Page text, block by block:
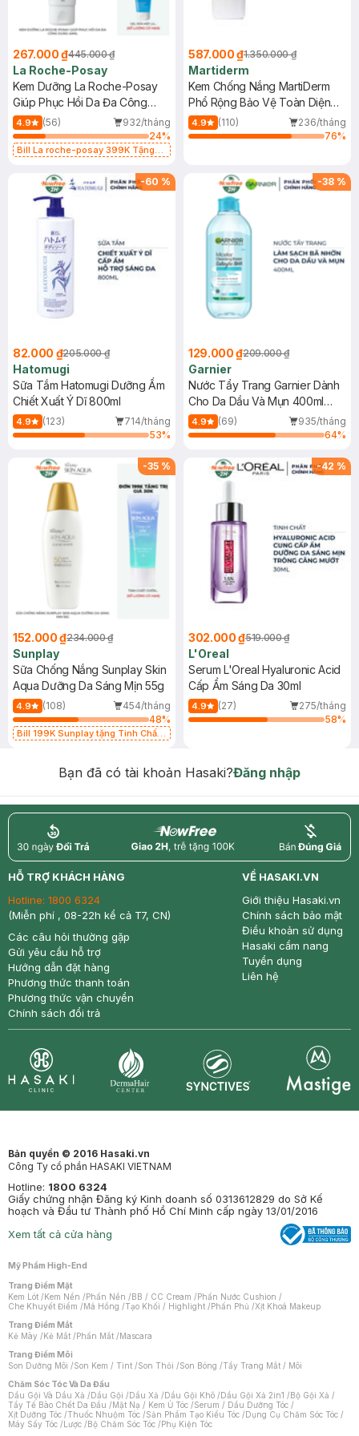
267.000 ₫445.000 ₫
La Roche-Posay
Kem Dưỡng La Roche-Posay
Giúp Phục Hồi Da Đa Công
Dụng 40ml
4.9 (56)
932/tháng
24%
Bill La roche-posay 399K Tặng
(SL có hạn)
587.000 ₫1.350.000 ₫
Martiderm
Kem Chống Nắng MartiDerm
Phổ Rộng Bảo Vệ Toàn Diện
40ml
4.9 (110)
236/tháng
76%
-60 %
82.000 ₫205.000 ₫
Hatomugi
Sữa Tắm Hatomugi Dưỡng Ẩm
Chiết Xuất Ý Dĩ 800ml
4.9 (123)
714/tháng
53%
-38 %
129.000 ₫209.000 ₫
Garnier
Nước Tẩy Trang Garnier Dành
Cho Da Dầu Và Mụn 400ml
(Mới)
4.9 (69)
935/tháng
64%
-35 %
152.000 ₫234.000 ₫
Sunplay
Sữa Chống Nắng Sunplay Skin
Aqua Dưỡng Da Sáng Mịn 55g
4.9 (108)
454/tháng
48%
Bill 199K Sunplay tặng Tinh Chất
-42 %
302.000 ₫519.000 ₫
L'Oreal
Serum L'Oreal Hyaluronic Acid
Cấp Ẩm Sáng Da 30ml
4.9 (27)
275/tháng
58%
Bạn đã có tài khoản Hasaki?Đăng nhập
return nowfree price
HỖ TRỢ KHÁCH HÀNG
Hotline: 1800 6324
(Miễn phí , 08-22h kể cả T7, CN)
Các câu hỏi thường gặp
Gửi yêu cầu hỗ trợ
Hướng dẫn đặt hàng
Phương thức thanh toán
Phương thức vận chuyển
Chính sách đổi trả
VỀ HASAKI.VN
Giới thiệu Hasaki.vn
Chính sách bảo mật
Điều khoản sử dụng
Hasaki cẩm nang
Tuyển dụng
Liên hệ
Bản quyền © 2016 Hasaki.vn
Công Ty cổ phần HASAKI VIETNAM
Hotline: 1800 6324
Giấy chứng nhận Đăng ký Kinh doanh số 0313612829 do Sở Kế
hoạch và Đầu tư Thành phố Hồ Chí Minh cấp ngày 13/01/2016
Xem tất cả cửa hàng
Mỹ Phẩm High-End
Trang Điểm Mặt
Kem Lót /Kem Nền /Phấn Nền /BB / CC Cream /Phấn Nước Cushion /
Che Khuyết Điểm /Má Hồng /Tạo Khối / Highlight /Phấn Phủ /Xịt Khoá Makeup
Trang Điểm Mắt
Kẻ Mày /Kẻ Mắt /Phấn Mắt /Mascara
Trang Điểm Môi
Son Dưỡng Môi /Son Kem / Tint /Son Thỏi /Son Bóng /Tẩy Trang Mắt / Môi
Chăm Sóc Tóc Và Da Đầu
Dầu Gội Và Dầu Xả /Dầu Gội /Dầu Xả /Dầu Gội Khô /Dầu Gội Xả 2in1 /Bộ Gội Xả /
Tẩy Tế Bào Chết Da Đầu /Mặt Nạ / Kem Ủ Tóc /Serum / Dầu Dưỡng Tóc /
Xịt Dưỡng Tóc /Thuốc Nhuộm Tóc /Sản Phẩm Tạo Kiểu Tóc /Dụng Cụ Chăm Sóc Tóc /
Máy Sấy Tóc /Lược /Bộ Chăm Sóc Tóc /Phụ Kiện Tóc